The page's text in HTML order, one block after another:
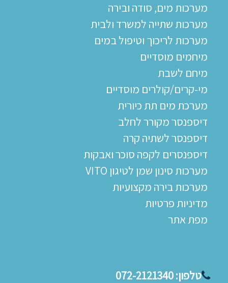
מערכות מים, סודה ובירה
מערכות שתייה למשרד ולבית
מערכות לריכוך וטיפול במים
מיחמים מוסדיים
מיחם לשבת
מי-קרים/קולרים מוסדיים
מערכת מים תת כיורית
דיספנסר מקורר לחלב
דיספנסר לשתיה קרה
דיספנסרים לקפה סוכר ואבקות
מערכות סינון שמן לטיגון VITO
מערכות בירה מקצועיות
מדיניות פרטיות
מפת אתר
טלפון:072-2121340